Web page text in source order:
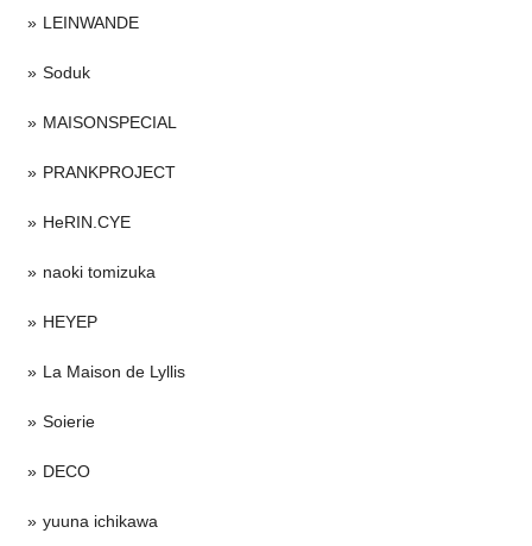
LEINWANDE
Soduk
MAISONSPECIAL
PRANKPROJECT
HeRIN.CYE
naoki tomizuka
HEYEP
La Maison de Lyllis
Soierie
DECO
yuuna ichikawa